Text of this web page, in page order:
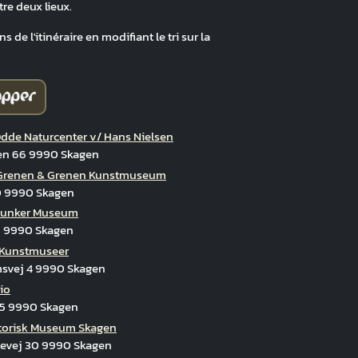
Kunstmuseum
deux lieux.
de l'itinéraire en modifiant le tri sur la
Naturcenter v/ Hans Nielsen
66 9990 Skagen
& Grenen Kunstmuseum
9990 Skagen
Museum
Skagen
4 9990 Skagen
9990 Skagen
Museum Skagen
30 9990 Skagen